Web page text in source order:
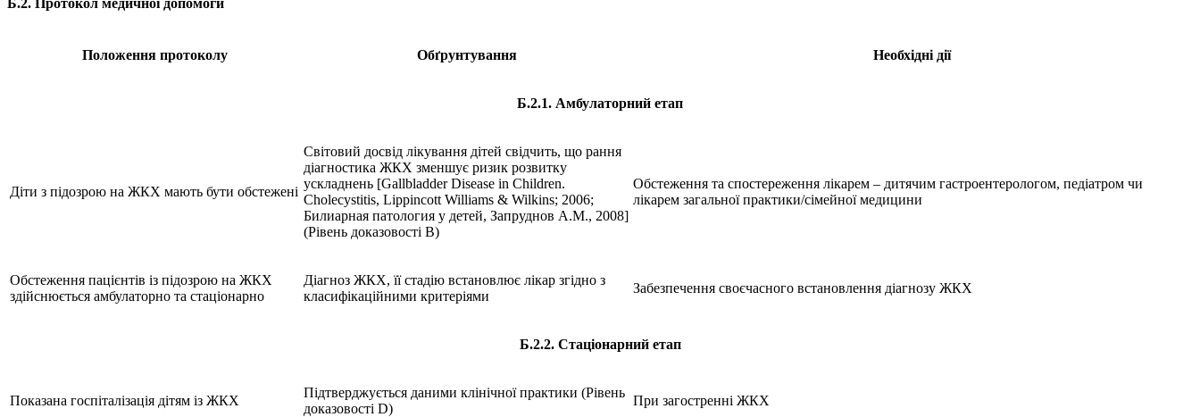
Положення протоколу Обґрунтування Необхідні дії
Б.2.1. Амбулаторний етап
Діти з підозрою на ЖКХ мають бути обстежені
Світовий досвід лікування дітей свідчить, що рання
діагностика ЖКХ зменшує ризик розвитку
ускладнень [Gallbladder Disease in Children.
Cholecystitis, Lippincott Williams & Wilkins; 2006;
Билиарная патология у детей, Запруднов А.М., 2008]
(Рівень доказовості В)
Обстеження та спостереження лікарем – дитячим гастроентерологом, педіатром чи
лікарем загальної практики/сімейної медицини
Обстеження пацієнтів із підозрою на ЖКХ
здійснюється амбулаторно та стаціонарно
Діагноз ЖКХ, її стадію встановлює лікар згідно з
класифікаційними критеріями
Забезпечення своєчасного встановлення діагнозу ЖКХ
Б.2.2. Стаціонарний етап
Показана госпіталізація дітям із ЖКХ
Підтверджується даними клінічної практики (Рівень
доказовості D)
При загостренні ЖКХ